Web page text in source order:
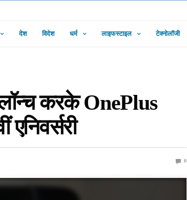
देश विदेश धर्म लाइफस्टाइल टेक्नोलॉजी
करके OnePlus
एनिवर्सरी
0